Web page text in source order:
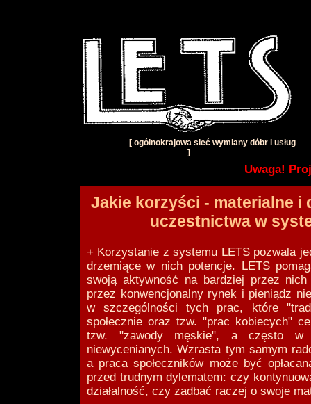
[ ogólnokrajowa sieć wymiany dóbr i usług
]
Uwaga!
Jakie korzyści - materialne i
uczestnictwa w
+ Korzystanie z systemu LETS pozwala
drzemiące w nich potencje. LETS
swoją aktywność na bardziej przez
przez konwencjonalny rynek i pieniądz
w szczególności tych prac, które
społecznie oraz tzw. "prac kobiecych"
tzw. "zawody męskie", a często
niewycenianych. Wzrasta tym samym
a praca społeczników może być
przed trudnym dylematem: czy
działalność, czy zadbać raczej o swoje